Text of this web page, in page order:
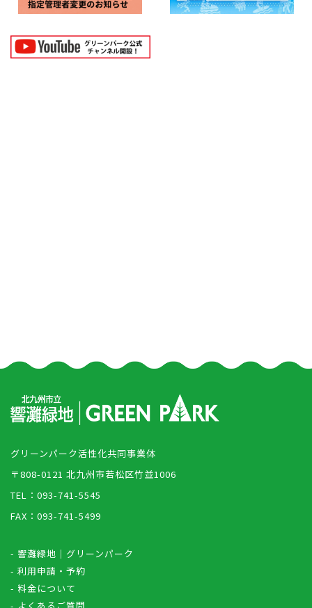
グリーンパーク活性化共同事業体
〒808-0121 北九州市若松区竹並1006
TEL：093-741-5545
FAX：093-741-5499
- 響灘緑地｜グリーンパーク
- 利用申請・予約
- 料金について